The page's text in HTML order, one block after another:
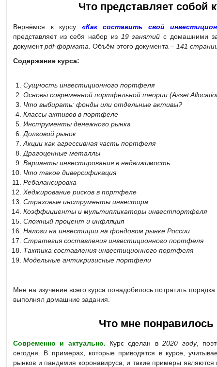
Что представляет собой
Вернёмся к курсу «Как составить свой
представляет из себя набор из 19 занятий с домашними
документpdf-формата . Объём этого документа – 141
Содержание курса:
Сущность инвестиционного портфеля
Основы современной портфельной теории (Asset
Что выбирать: фонды или отдельные активы?
Классы активов в портфеле
Инструменты денежного рынка
Долговой рынок
Акции как агрессивная часть портфеля
Драгоценные металлы
Варианты инвестирования в недвижимость
Что такое диверсификация
Ребалансировка
Хеджирование рисков в портфеле
Страховые инструменты инвестора
Коэффициенты и мультипликаторы инвестпортфеля
Сложный процент и инфляция
Налоги на инвестиции на фондовом рынке России
Стратегия составления инвестиционного портфеля
Тактика составления инвестиционного портфеля
Модельные антикризисные портфели
Мне на изучение всего курса понадобилось потратить порядка
выполнял домашние задания.
Что мне понравилось
Современно и актуально. Курс сделан в2020 году,
сегодня. В примерах, которые приводятся в курсе,
рынков и пандемия коронавируса, и такие примеры